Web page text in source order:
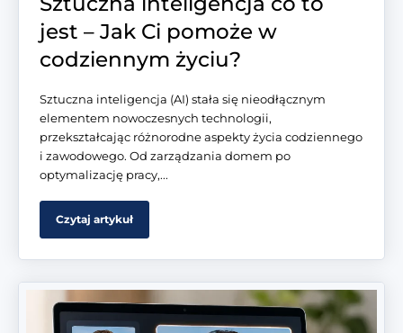
jest – Jak Ci pomoże w
codziennym życiu?
Sztuczna inteligencja (AI) stała się nieodłącznym
elementem nowoczesnych technologii,
przekształcając różnorodne aspekty życia codziennego
i zawodowego. Od zarządzania domem po
optymalizację pracy,...
Czytaj artykuł